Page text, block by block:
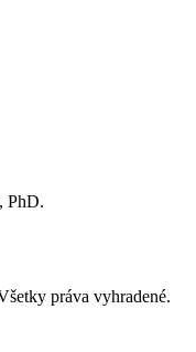
PhD.
práva vyhradené.